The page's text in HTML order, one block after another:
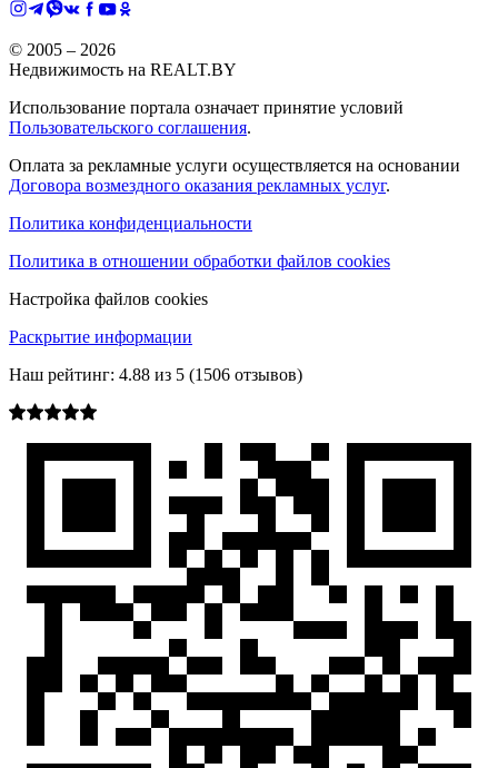
© 2005 – 2026
Недвижимость на REALT.BY
Использование портала означает принятие условий
Пользовательского соглашения.
Оплата за рекламные услуги осуществляется на основании
Договора возмездного оказания рекламных услуг.
Политика конфиденциальности
Политика в отношении обработки файлов cookies
Настройка файлов cookies
Раскрытие информации
Наш рейтинг: 4.88 из 5 (1506 отзывов)